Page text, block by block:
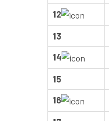
12
13
14
15
16